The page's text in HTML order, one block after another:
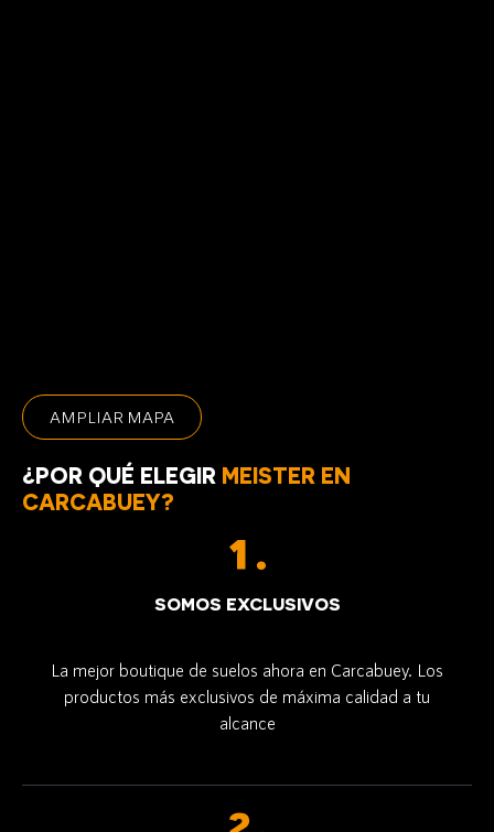
AMPLIAR MAPA
¿POR QUÉ ELEGIR MEISTER EN
CARCABUEY?
SOMOS EXCLUSIVOS
La mejor boutique de suelos ahora en Carcabuey. Los
productos más exclusivos de máxima calidad a tu
alcance